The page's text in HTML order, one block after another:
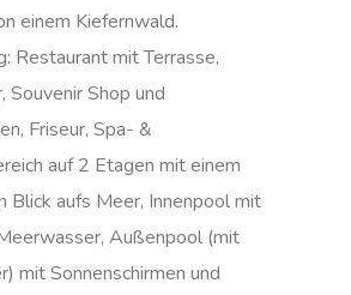
einem Kiefernwald.
Restaurant mit Terrasse,
Souvenir Shop und
Friseur, Spa- &
auf 2 Etagen mit einem
Blick aufs Meer, Innenpool mit
Außenpool (mit
mit Sonnenschirmen und